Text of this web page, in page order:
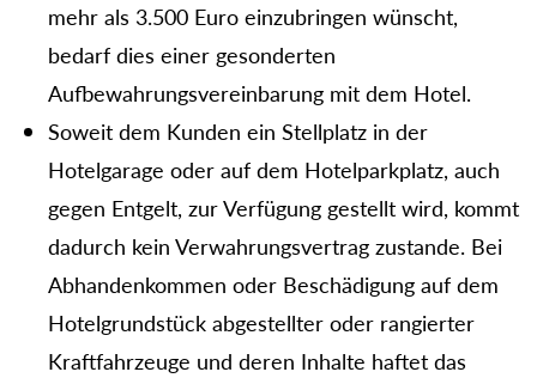
mehr als 3.500 Euro einzubringen wünscht,
bedarf dies einer gesonderten
Aufbewahrungsvereinbarung mit dem Hotel.
Soweit dem Kunden ein Stellplatz in der
Hotelgarage oder auf dem Hotelparkplatz, auch
gegen Entgelt, zur Verfügung gestellt wird, kommt
dadurch kein Verwahrungsvertrag zustande. Bei
Abhandenkommen oder Beschädigung auf dem
Hotelgrundstück abgestellter oder rangierter
Kraftfahrzeuge und deren Inhalte haftet das